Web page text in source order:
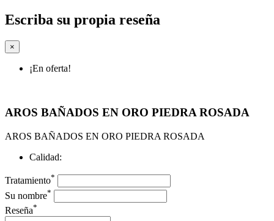
Escriba su propia reseña
×
¡En oferta!
AROS BAÑADOS EN ORO PIEDRA ROSADA
AROS BAÑADOS EN ORO PIEDRA ROSADA
Calidad:
Tratamiento*
Su nombre*
Reseña*